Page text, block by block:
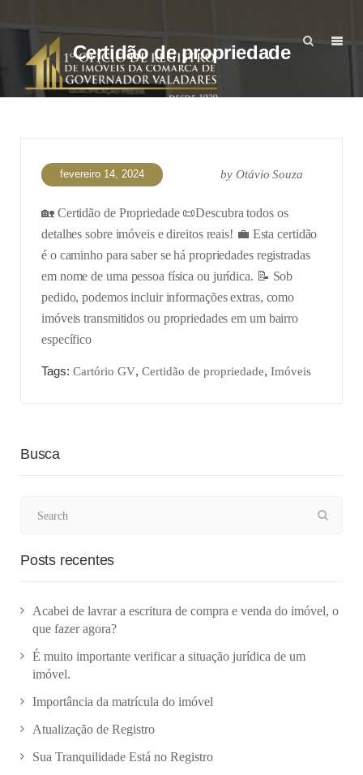
Certidão de propriedade
fevereiro 14, 2024 byOtávio Souza
🏡 Certidão de Propriedade 📜Descubra todos os
detalhes sobre imóveis e direitos reais! 💼 Esta certidão
é o caminho para saber se há propriedades registradas
em nome de uma pessoa física ou jurídica. 📝 Sob
pedido, podemos incluir informações extras, como
imóveis transmitidos ou propriedades em um bairro
específico
Tags: Cartório GV, Certidão de propriedade, Imóveis
Busca
Posts recentes
Acabei de lavrar a escritura de compra e venda do imóvel, o
que fazer agora?
É muito importante verificar a situação jurídica de um
imóvel.
Importância da matrícula do imóvel
Atualização de Registro
Sua Tranquilidade Está no Registro